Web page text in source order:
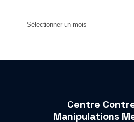
Archives
Centre
Manipulations